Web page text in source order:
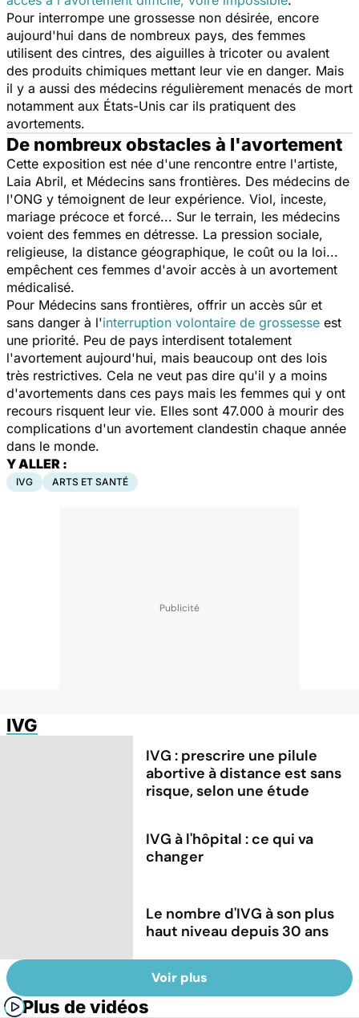
Pour interrompe une grossesse non désirée, encore
aujourd'hui dans de nombreux pays, des femmes
utilisent des cintres, des aiguilles à tricoter ou avalent
des produits chimiques mettant leur vie en danger. Mais
il y a aussi des médecins régulièrement menacés de mort
notamment aux États-Unis car ils pratiquent des
avortements.
De nombreux obstacles à l'avortement
Cette exposition est née d'une rencontre entre l'artiste,
Laia Abril, et Médecins sans frontières. Des médecins de
l'ONG y témoignent de leur expérience. Viol, inceste,
mariage précoce et forcé... Sur le terrain, les médecins
voient des femmes en détresse. La pression sociale,
religieuse, la distance géographique, le coût ou la loi...
empêchent ces femmes d'avoir accès à un avortement
médicalisé.
Pour Médecins sans frontières, offrir un accès sûr et
sans danger à l'interruption volontaire de grossesse est
une priorité. Peu de pays interdisent totalement
l'avortement aujourd'hui, mais beaucoup ont des lois
très restrictives. Cela ne veut pas dire qu'il y a moins
d'avortements dans ces pays mais les femmes qui y ont
recours risquent leur vie. Elles sont 47.000 à mourir des
complications d'un avortement clandestin chaque année
dans le monde.
Y ALLER :
IVG ARTS ET SANTÉ
IVG
IVG : prescrire une pilule
abortive à distance est sans
risque, selon une étude
IVG à l'hôpital : ce qui va
changer
Le nombre d'IVG à son plus
haut niveau depuis 30 ans
Voir plus
Plus de vidéos